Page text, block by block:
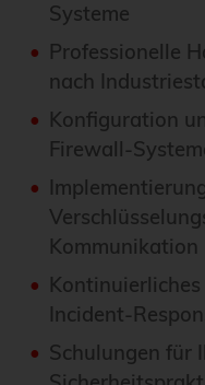
Systeme
Professionelle
nach
Konfiguration
Firewall-
Kommunikation
Incident-
Schulungen für